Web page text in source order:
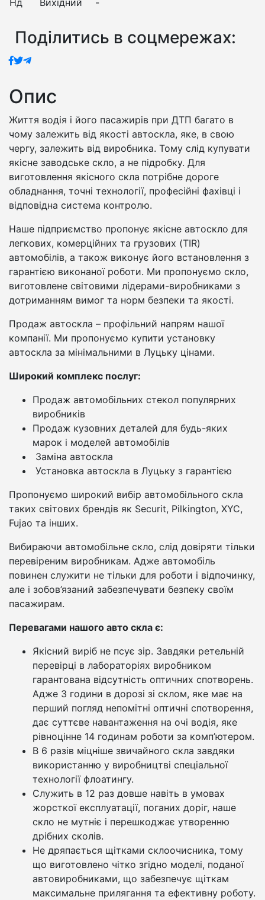
Поділитись в соцмережах:
Опис
Життя водія і його пасажирів при ДТП багато в
чому залежить від якості автоскла, яке, в свою
чергу, залежить від виробника. Тому слід купувати
якісне заводське скло, а не підробку. Для
виготовлення якісного скла потрібне дороге
обладнання, точні технології, професійні фахівці і
відповідна система контролю.
Наше підприємство пропонує якісне автоскло для
легкових, комерційних та грузових (TIR)
автомобілів, а також виконує його встановлення з
гарантією виконаної роботи. Ми пропонуємо скло,
виготовлене світовими лідерами-виробниками з
дотриманням вимог та норм безпеки та якості.
Продаж автоскла – профільний напрям нашої
компанії. Ми пропонуємо купити установку
автоскла за мінімальними в Луцьку цінами.
Широкий комплекс послуг:
Продаж автомобільних стекол популярних
виробників
Продаж кузовних деталей для будь-яких
марок і моделей автомобілів
Заміна автоскла
Установка автоскла в Луцьку з гарантією
Пропонуємо широкий вибір автомобільного скла
таких світових брендів як Securit, Pilkington, XYC,
Fujao та інших.
Вибираючи автомобільне скло, слід довіряти тільки
перевіреним виробникам. Адже автомобіль
повинен служити не тільки для роботи і відпочинку,
але і зобов’язаний забезпечувати безпеку своїм
пасажирам.
Перевагами нашого авто скла є:
Якісний виріб не псує зір. Завдяки ретельній
перевірці в лабораторіях виробником
гарантована відсутність оптичних спотворень.
Адже 3 години в дорозі зі склом, яке має на
перший погляд непомітні оптичні спотворення,
дає суттєве навантаження на очі водія, яке
рівноцінне 14 годинам роботи за комп’ютером.
В 6 разів міцніше звичайного скла завдяки
використанню у виробництві спеціальної
технології флоатингу.
Служить в 12 раз довше навіть в умовах
жорсткої експлуатації, поганих доріг, наше
скло не мутніє і перешкоджає утворенню
дрібних сколів.
Не дряпається щітками склоочисника, тому
що виготовлено чітко згідно моделі, поданої
автовиробниками, що забезпечує щіткам
максимальне прилягання та ефективну роботу.